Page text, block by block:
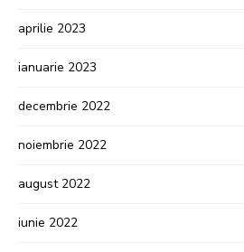
aprilie 2023
ianuarie 2023
decembrie 2022
noiembrie 2022
august 2022
iunie 2022